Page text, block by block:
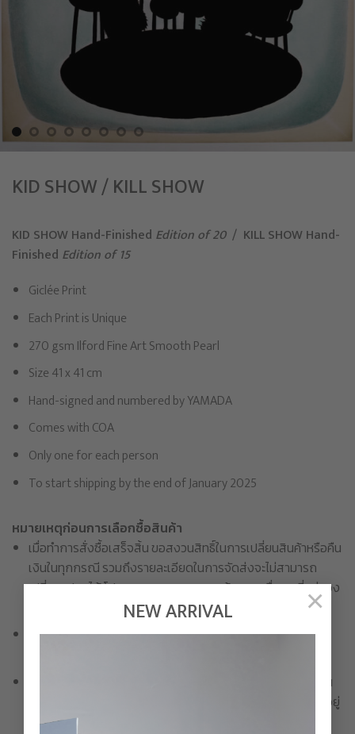
NEW ARRIVAL ×
KID SHOW / KILL SHOW
KID SHOW Hand-Finished Edition of 20/ KILL SHOW Hand-
Finished Edition of 15
Giclée Print
Each Print is Unique
270 gsm Ilford Fine Art Smooth Pearl
Size 41 x 41 cm
Hand-signed and numbered byYAMADA
Comes with COA
Only one for each person
To start shipping by the end of January 2025
หมายเหตุก่อนการเลือกซื้อสินค้า
เมื่อทำการสั่งซื้อเสร็จสิ้น ขอสงวนสิทธิ์ในการเปลี่ยนสินค้าหรือคืน
เงินในทุกกรณี รวมถึงรายละเอียดในการจัดส่งจะไม่สามารถ
เปลี่ยนแปลงได้ โปรดตรวจสอบความถูกต้องของชื่อและที่อยู่ของ
ท่านให้เรียบร้อยก่อนชำระเงิน
หากไม่ชำระเงินภายในเวลาที่กำหนด บริษัทขอสงวนสิทธิ์ในการ
ขอสงวนสิทธิ์ในการจำกัด ลดปริมาณ หรือยกเลิกคำสั่งซื้อได้ ใน
กรณีที่ค้นพบการกระทำทุจริตหรือผิดกฎหมายอื่นใดที่บังคับใช้อยู่
โดยขึ้นอยู่กับดุลยพินิจของบริษัทแต่เพียงผู้เดียว